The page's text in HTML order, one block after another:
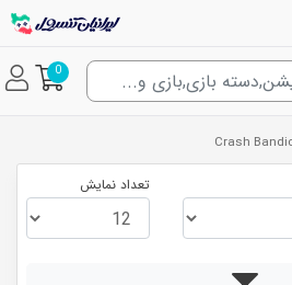
0
تعداد نمایش